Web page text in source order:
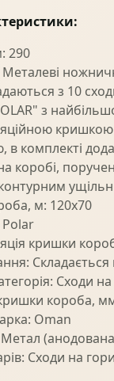
290
з 10
з
комплекті
коробі,
м: 120x70
Polar
кришки
Сходи
короба,
Oman
Сходи на